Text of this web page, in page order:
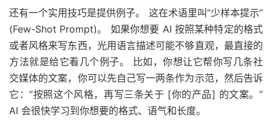
还有一个实用技巧是提供例子。 这在术语里叫“少样本提示”
(Few-Shot Prompt)。 如果你想要 AI 按照某种特定的格式
或者风格来写东西，光用语言描述可能不够直观，最直接的
方法就是给它看几个例子。 比如，你想让它帮你写几条社
交媒体的文案，你可以先自己写一两条作为示范，然后告诉
它：“按照这个风格，再写三条关于 [你的产品] 的文案。”
AI 会很快学习到你想要的格式、语气和长度。